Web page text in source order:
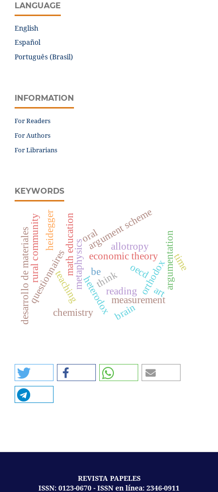
LANGUAGE
English
Español
Português (Brasil)
INFORMATION
For Readers
For Authors
For Librarians
KEYWORDS
reading
metaphysics
math education
orthodox
heterodox
economic theory
oecd argumentation
argument scheme
questionnaires measurement
heidegger
be time
think
brain
teaching
desarrollo de materiales chemistry
rural community
art
allotropy
oral
REVISTA PAPELES
ISSN: 0123-0670 - ISSN en línea: 2346-0911